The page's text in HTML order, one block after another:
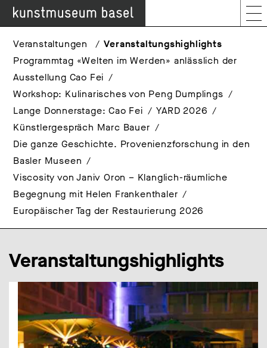
Veranstaltungen
Veranstaltungshighlights
Programmtag «Welten im Werden» anlässlich der
Ausstellung Cao Fei
Workshop: Kulinarisches von Peng Dumplings
Lange Donnerstage: Cao Fei
YARD 2026
Künstlergespräch Marc Bauer
Die ganze Geschichte. Provenienzforschung in den
Basler Museen
Viscosity von Janiv Oron – Klanglich-räumliche
Begegnung mit Helen Frankenthaler
Europäischer Tag der Restaurierung 2026
Veranstaltungshighlights